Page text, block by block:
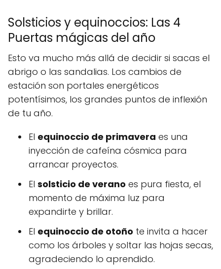
Solsticios y equinoccios: Las 4
Puertas mágicas del año
Esto va mucho más allá de decidir si sacas el
abrigo o las sandalias. Los cambios de
estación son portales energéticos
potentísimos, los grandes puntos de inflexión
de tu año.
El equinoccio de primavera es una
inyección de cafeína cósmica para
arrancar proyectos.
El solsticio de verano es pura fiesta, el
momento de máxima luz para
expandirte y brillar.
El equinoccio de otoño te invita a hacer
como los árboles y soltar las hojas secas,
agradeciendo lo aprendido.